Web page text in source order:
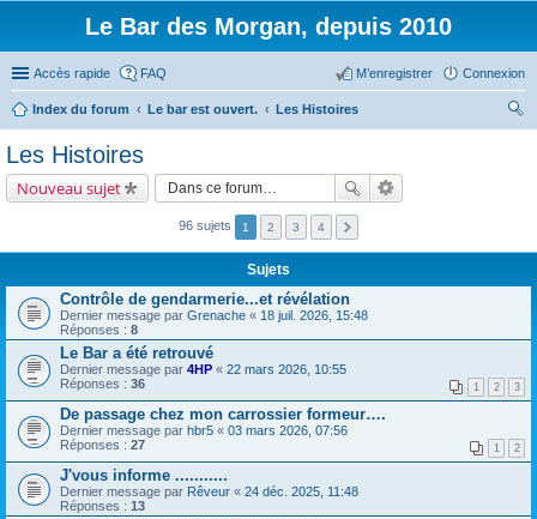
Le Bar des Morgan, depuis 2010
Accès rapide FAQ Connexion
M’enregistrer
Index du forum Le bar est ouvert.
Les Histoires
Les Histoires
Nouveau sujet
96 sujets 1 2 3 4
Sujets
Contrôle de gendarmerie...et révélation
Dernier message par Grenache « 18 juil. 2026, 15:48
Réponses : 8
Le Bar a été retrouvé
Dernier message par 4HP « 22 mars 2026, 10:55
Réponses : 36 1 2 3
De passage chez mon carrossier formeur….
Dernier message par hbr5 « 03 mars 2026, 07:56
Réponses : 27 1 2
J'vous informe ...........
Dernier message par Rêveur « 24 déc. 2025, 11:48
Réponses : 13